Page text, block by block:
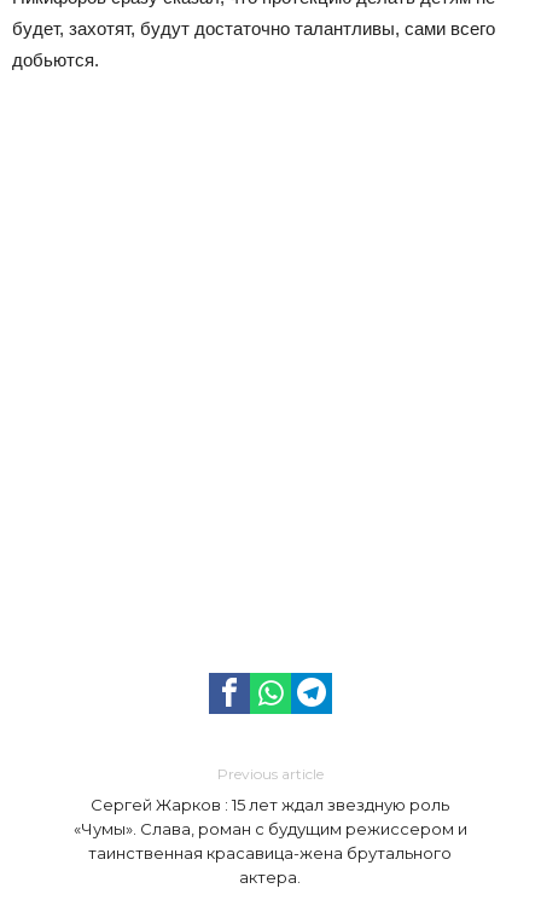
будет, захотят, будут достаточно талантливы, сами всего
добьются.
Previous article
Сергей Жарков : 15 лет ждал звездную роль
«Чумы». Слава, роман с будущим режиссером и
таинственная красавица-жена брутального
актера.